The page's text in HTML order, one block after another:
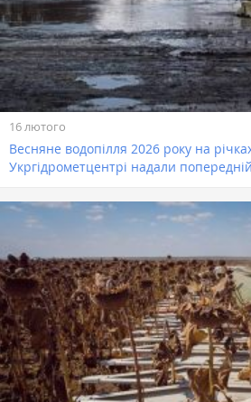
16 лютого
Весняне водопілля 2026 року на
Укргідрометцентрі надали